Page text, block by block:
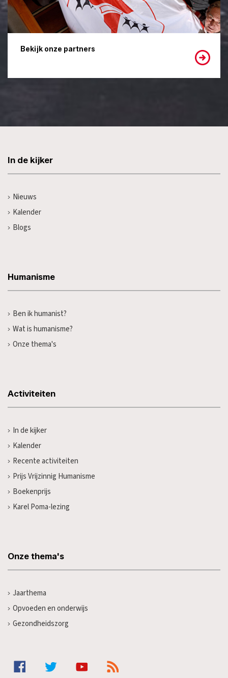
Bekijk onze partners
In de kijker
Nieuws
Kalender
Blogs
Humanisme
Ben ik humanist?
Wat is humanisme?
Onze thema's
Activiteiten
In de kijker
Kalender
Recente activiteiten
Prijs Vrijzinnig Humanisme
Boekenprijs
Karel Poma-lezing
Onze thema's
Jaarthema
Opvoeden en onderwijs
Gezondheidszorg